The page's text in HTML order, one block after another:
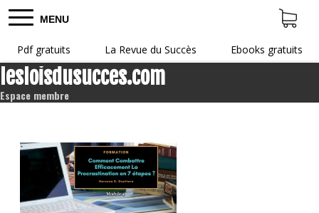
MENU
Pdf gratuits La Revue du Succès Ebooks gratuits
lesloisdusucces.com
Espace membre